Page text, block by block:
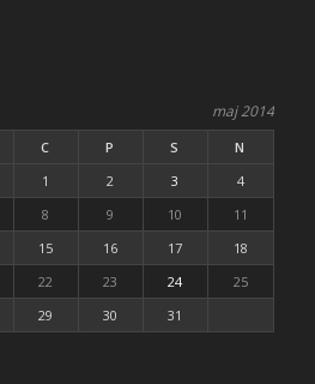
maj 2014
C P S
N
1
2 3
4
8 9 10
11
15 16 17
18
22 23 24
25
29 30 31